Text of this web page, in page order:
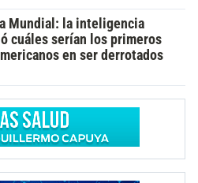
Mundial: la inteligencia
cuáles serían los primeros
en ser derrotados